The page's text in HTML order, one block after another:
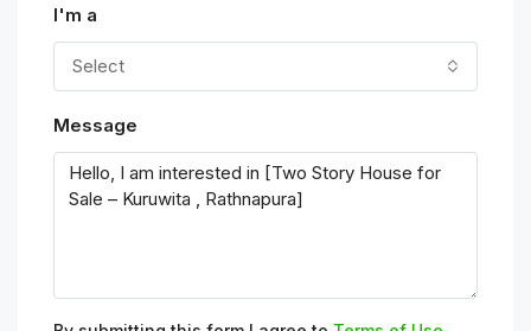
I'm a
Select
Message